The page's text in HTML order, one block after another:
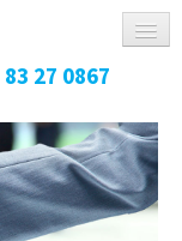
27 0867